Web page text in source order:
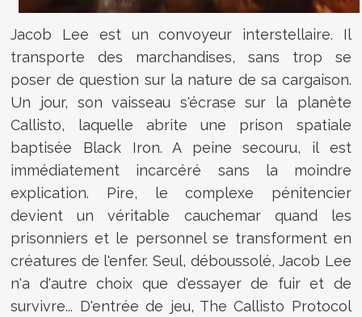
Jacob Lee est un convoyeur interstellaire. Il
transporte des marchandises, sans trop se
poser de question sur la nature de sa cargaison.
Un jour, son vaisseau s'écrase sur la planète
Callisto, laquelle abrite une prison spatiale
baptisée Black Iron. A peine secouru, il est
immédiatement incarcéré sans la moindre
explication. Pire, le complexe pénitencier
devient un véritable cauchemar quand les
prisonniers et le personnel se transforment en
créatures de l'enfer. Seul, déboussolé, Jacob Lee
n'a d'autre choix que d'essayer de fuir et de
survivre... D'entrée de jeu, The Callisto Protocol